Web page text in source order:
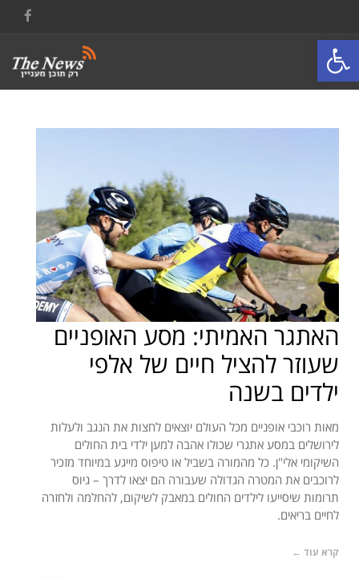
פתח סרגל נגישות
תפריט
האתגר האמיתי: מסע האופניים
שעוזר להציל חיים של אלפי
ילדים בשנה
מאות רוכבי אופניים מכל העולם יוצאים לחצות את הנגב ולעלות
לירושלים במסע אתגרי שכולו אהבה למען ילדי בית החולים
השיקומי אלי"ן. כל מהמורה בשביל או טיפוס מייגע במיוחד מזכיר
לרוכבים את המטרה הגדולה שעבורה הם יצאו לדרך – גיוס
תרומות שיסייעו לילדים החולים במאבק לשיקום, להחלמה ולחזרה
לחיים בריאים.
קרא עוד ←